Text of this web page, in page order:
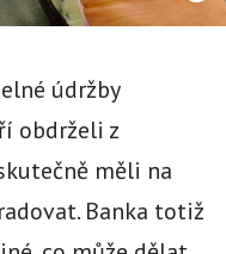
údržby
obdrželi z
měli na
Banka totiž